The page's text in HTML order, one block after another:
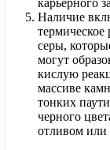
карьерного
Наличие
серы,
могут
кислую
массиве
тонких
черного
отливом или